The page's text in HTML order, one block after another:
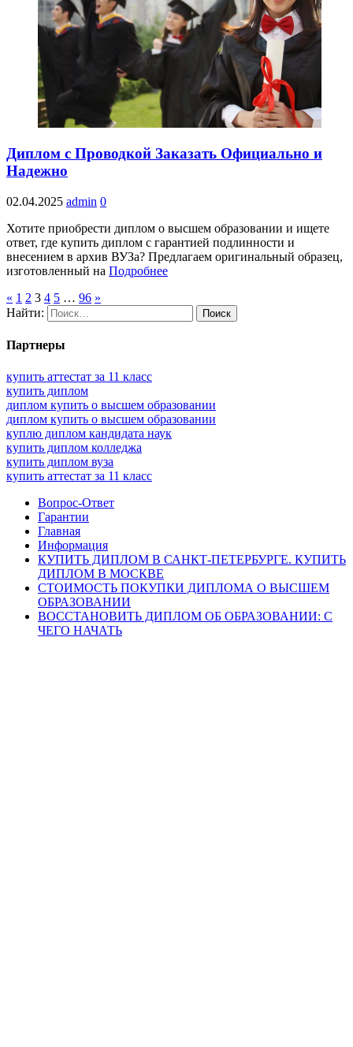
Диплом с Проводкой Заказать Официально и
Надежно
02.04.2025 admin 0
Хотите приобрести диплом о высшем образовании и ищете
ответ, где купить диплом с гарантией подлинности и
внесением в архив ВУЗа? Предлагаем оригинальный образец,
изготовленный на Подробнее
« 1 2 3 4 5 … 96 »
Найти:
Партнеры
купить аттестат за 11 класс
купить диплом
диплом купить о высшем образовании
диплом купить о высшем образовании
куплю диплом кандидата наук
купить диплом колледжа
купить диплом вуза
купить аттестат за 11 класс
Вопрос-Ответ
Гарантии
Главная
Информация
КУПИТЬ ДИПЛОМ В САНКТ-ПЕТЕРБУРГЕ. КУПИТЬ
ДИПЛОМ В МОСКВЕ
СТОИМОСТЬ ПОКУПКИ ДИПЛОМА О ВЫСШЕМ
ОБРАЗОВАНИИ
ВОССТАНОВИТЬ ДИПЛОМ ОБ ОБРАЗОВАНИИ: С
ЧЕГО НАЧАТЬ